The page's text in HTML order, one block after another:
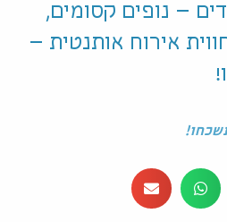
– נופים קסומים,
אירוח אותנטית –